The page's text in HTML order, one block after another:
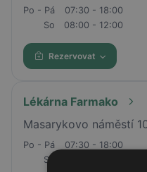
Po - Pá
07:30 - 18:00
So
08:00 - 12:00
Rezervovat
Lékárna Farmako
Masarykovo náměstí
Po - Pá
07:30 - 18:00
So